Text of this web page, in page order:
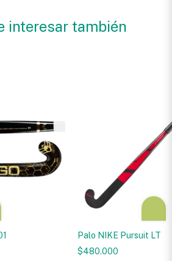
interesar también
Palo NIKE Pursuit LT
$480.000